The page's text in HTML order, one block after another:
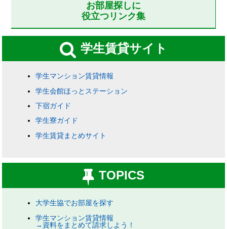
お部屋探しに
役立つリンク集
学生賃貸サイト
学生マンション賃貸情報
学生会館ほっとステーション
下宿ガイド
学生寮ガイド
学生賃貸まとめサイト
TOPICS
大学生協でお部屋を探す
学生マンション賃貸情報
→資料をまとめて請求しよう！